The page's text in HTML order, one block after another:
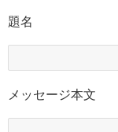
題名
メッセージ本文